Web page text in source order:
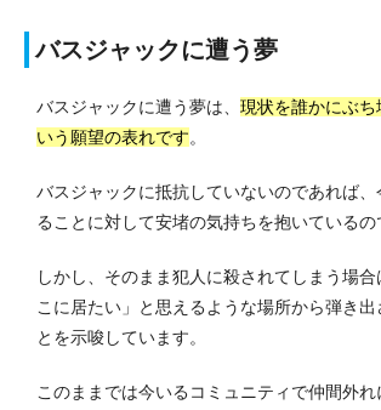
バスジャックに遭う夢
バスジャックに遭う夢は、 現状を誰かにぶち
いう願望の表れです。
バスジャックに抵抗していないのであれば
ることに対して安堵の気持ちを抱いているの
しかし、そのまま犯人に殺されてしまう場
こに居たい」と思えるような場所から弾き出
とを示唆しています。
このままでは今いるコミュニティで仲間外れ